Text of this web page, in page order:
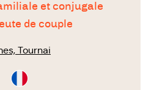
et conjugale
de couple
Tournai
Consultation
en